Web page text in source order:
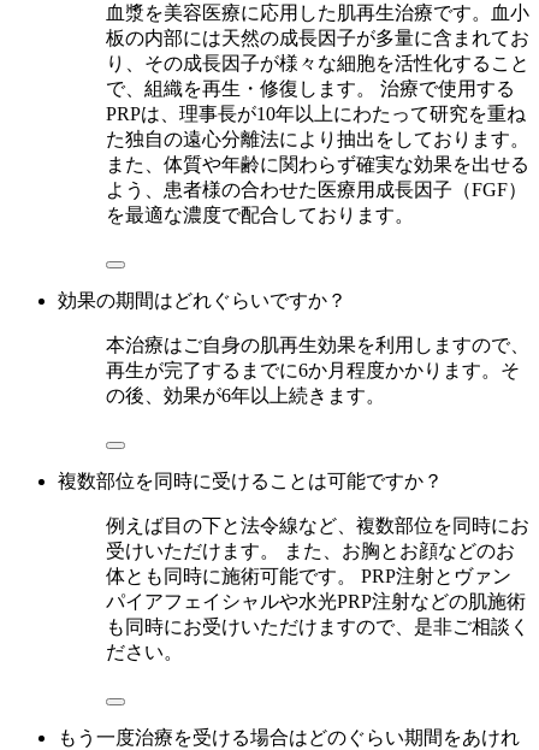
血漿を美容医療に応用した肌再生治療です。血小
板の内部には天然の成長因子が多量に含まれてお
り、その成長因子が様々な細胞を活性化すること
で、組織を再生・修復します。 治療で使用する
PRPは、理事長が10年以上にわたって研究を重ね
た独自の遠心分離法により抽出をしております。
また、体質や年齢に関わらず確実な効果を出せる
よう、患者様の合わせた医療用成長因子（FGF）
を最適な濃度で配合しております。
効果の期間はどれぐらいですか？
本治療はご自身の肌再生効果を利用しますので、
再生が完了するまでに6か月程度かかります。そ
の後、効果が6年以上続きます。
複数部位を同時に受けることは可能ですか？
例えば目の下と法令線など、複数部位を同時にお
受けいただけます。 また、お胸とお顔などのお
体とも同時に施術可能です。 PRP注射とヴァン
パイアフェイシャルや水光PRP注射などの肌施術
も同時にお受けいただけますので、是非ご相談く
ださい。
もう一度治療を受ける場合はどのぐらい期間をあけれ